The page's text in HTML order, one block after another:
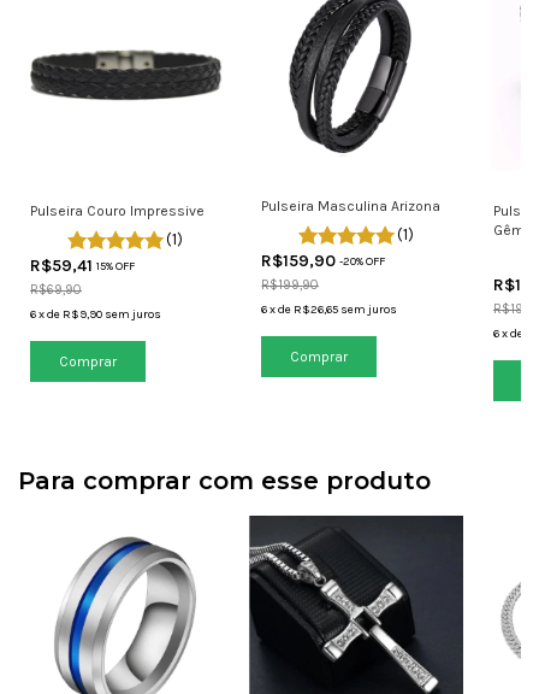
Pulseira Couro Impressive
(1)
R$59,41 15% OFF
R$69,90
6xde R$9,90 sem juros
Comprar
Pulseira Masculina Arizona
(1)
R$159,90-20% OFF
R$199,90
6 xde R$26,65 sem juros
Comprar
6xde
Para comprar com esse produto